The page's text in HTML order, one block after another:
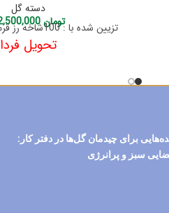
دسته گل
تومان12,500,000 تزیین شده با : 100شاخه رز قرمز هلندی ممتاز
تحویل فردا
برای چیدمان گل‌ها در دفتر کار:
سبز و پرانرژی